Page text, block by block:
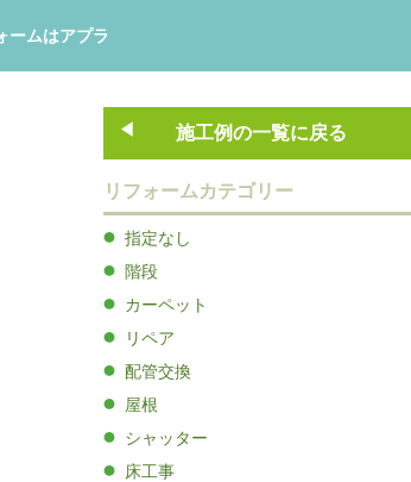
ームはアプラ
施工例の一覧に戻る
リフォームカテゴリー
指定なし
階段
カーペット
リペア
配管交換
屋根
シャッター
床工事